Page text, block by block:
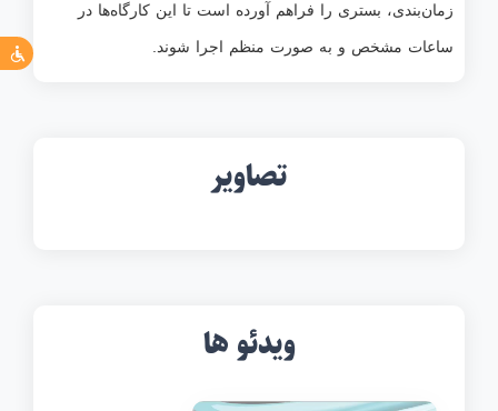
زمان‌بندی، بستری را فراهم آورده است تا این کارگاه‌ها در
ساعات مشخص و به صورت منظم اجرا شوند.
تصاویر
ویدئو ها